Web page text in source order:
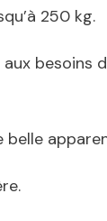
250 kg.
besoins